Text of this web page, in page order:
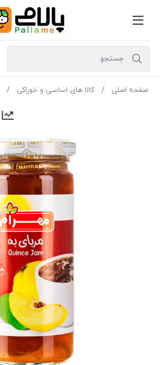
صفحه اصلی کالا های اساسی و خوراکی